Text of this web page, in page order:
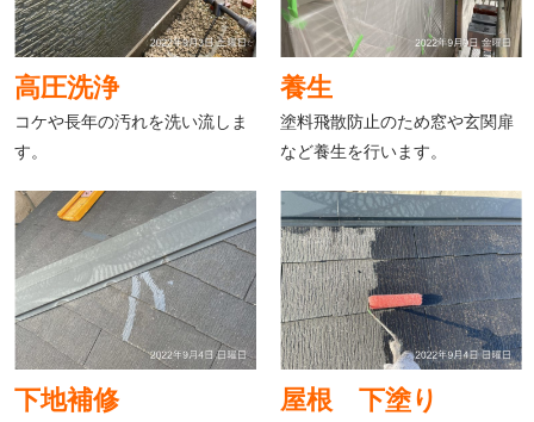
高圧洗浄
コケや長年の汚れを洗い流しま
す。
養生
塗料飛散防止のため窓や玄関扉
など養生を行います。
下地補修 屋根 下塗り